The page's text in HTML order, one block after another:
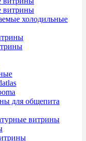
витрины
холодильные
для общепита
витрины